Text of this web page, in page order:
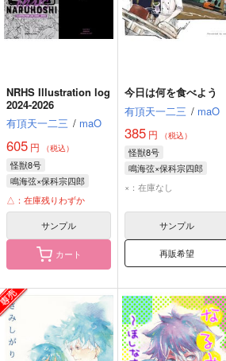
NRHS Illustration log
2024-2026
有頂天一二三 / maO
605 円 （税込）
怪獣8号
鳴海弦×保科宗四郎
保科宗四郎
鳴海弦
△：在庫残りわずか
サンプル
カート
今日は何を食べよう
有頂天一二三 / maO
385 円 （税込）
怪獣8号
鳴海弦×保科宗四郎
保科宗四郎
×：在庫なし
サンプル
再販希望